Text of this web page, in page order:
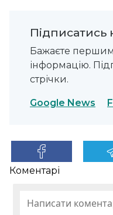
Підписатись
Бажаєте
інформацію.
стрічки.
Google News
Коментарі